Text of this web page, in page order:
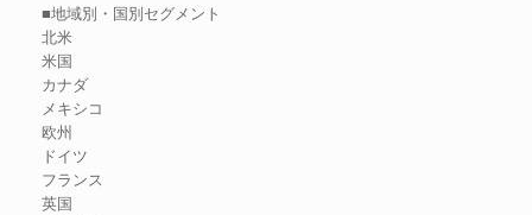
■地域別・国別セグメント
北米
米国
カナダ
メキシコ
欧州
ドイツ
フランス
英国